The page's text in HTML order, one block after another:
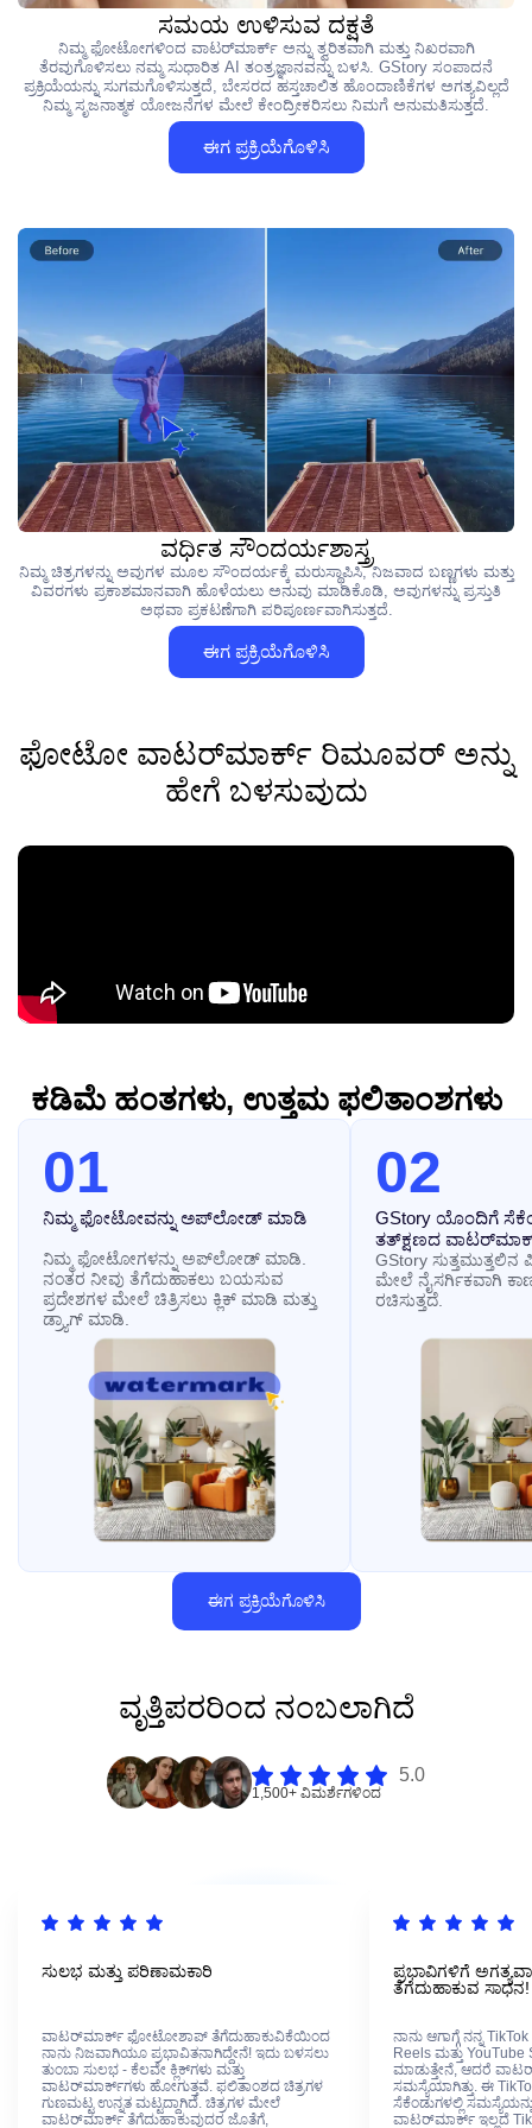
ಸಮಯ ಉಳಿಸುವ ದಕ್ಷತೆ
ನಿಮ್ಮ ಫೋಟೋಗಳಿಂದ ವಾಟರ್‌ಮಾರ್ಕ್ ಅನ್ನು ತ್ವರಿತವಾಗಿ ಮತ್ತು ನಿಖರವಾಗಿ
ತೆರವುಗೊಳಿಸಲು ನಮ್ಮ ಸುಧಾರಿತ AI ತಂತ್ರಜ್ಞಾನವನ್ನು ಬಳಸಿ. GStory ಸಂಪಾದನೆ
ಪ್ರಕ್ರಿಯೆಯನ್ನು ಸುಗಮಗೊಳಿಸುತ್ತದೆ, ಬೇಸರದ ಹಸ್ತಚಾಲಿತ ಹೊಂದಾಣಿಕೆಗಳ ಅಗತ್ಯವಿಲ್ಲದೆ
ನಿಮ್ಮ ಸೃಜನಾತ್ಮಕ ಯೋಜನೆಗಳ ಮೇಲೆ ಕೇಂದ್ರೀಕರಿಸಲು ನಿಮಗೆ ಅನುಮತಿಸುತ್ತದೆ.
ಈಗ ಪ್ರಕ್ರಿಯೆಗೊಳಿಸಿ
ವರ್ಧಿತ ಸೌಂದರ್ಯಶಾಸ್ತ್ರ
ನಿಮ್ಮ ಚಿತ್ರಗಳನ್ನು ಅವುಗಳ ಮೂಲ ಸೌಂದರ್ಯಕ್ಕೆ ಮರುಸ್ಥಾಪಿಸಿ, ನಿಜವಾದ ಬಣ್ಣಗಳು ಮತ್ತು
ವಿವರಗಳು ಪ್ರಕಾಶಮಾನವಾಗಿ ಹೊಳೆಯಲು ಅನುವು ಮಾಡಿಕೊಡಿ, ಅವುಗಳನ್ನು ಪ್ರಸ್ತುತಿ
ಅಥವಾ ಪ್ರಕಟಣೆಗಾಗಿ ಪರಿಪೂರ್ಣವಾಗಿಸುತ್ತದೆ.
ಈಗ ಪ್ರಕ್ರಿಯೆಗೊಳಿಸಿ
ಫೋಟೋ ವಾಟರ್‌ಮಾರ್ಕ್ ರಿಮೂವರ್ ಅನ್ನು
ಹೇಗೆ ಬಳಸುವುದು
ಕಡಿಮೆ ಹಂತಗಳು, ಉತ್ತಮ ಫಲಿತಾಂಶಗಳು
01
ನಿಮ್ಮ ಫೋಟೋವನ್ನು ಅಪ್‌ಲೋಡ್ ಮಾಡಿ
ನಿಮ್ಮ ಫೋಟೋಗಳನ್ನು ಅಪ್‌ಲೋಡ್ ಮಾಡಿ.
ನಂತರ ನೀವು ತೆಗೆದುಹಾಕಲು ಬಯಸುವ
ಪ್ರದೇಶಗಳ ಮೇಲೆ ಚಿತ್ರಿಸಲು ಕ್ಲಿಕ್ ಮಾಡಿ ಮತ್ತು
ಡ್ರ್ಯಾಗ್ ಮಾಡಿ.
02
GStory ಯೊಂದಿಗೆ
ತತ್‌ಕ್ಷಣದ
GStory
ಮೇಲೆ ನೈಸರ್ಗಿಕವಾಗಿ
ರಚಿಸುತ್ತದೆ.
ಈಗ ಪ್ರಕ್ರಿಯೆಗೊಳಿಸಿ
ವೃತ್ತಿಪರರಿಂದ ನಂಬಲಾಗಿದೆ
5.0
1,500+ ವಿಮರ್ಶೆಗಳಿಂದ
ಸುಲಭ ಮತ್ತು ಪರಿಣಾಮಕಾರಿ
ವಾಟರ್‌ಮಾರ್ಕ್ ಫೋಟೋಶಾಪ್ ತೆಗೆದುಹಾಕುವಿಕೆಯಿಂದ
ನಾನು ನಿಜವಾಗಿಯೂ ಪ್ರಭಾವಿತನಾಗಿದ್ದೇನೆ! ಇದು ಬಳಸಲು
ತುಂಬಾ ಸುಲಭ - ಕೆಲವೇ ಕ್ಲಿಕ್‌ಗಳು ಮತ್ತು
ವಾಟರ್‌ಮಾರ್ಕ್‌ಗಳು ಹೋಗುತ್ತವೆ. ಫಲಿತಾಂಶದ ಚಿತ್ರಗಳ
ಗುಣಮಟ್ಟ ಉನ್ನತ ಮಟ್ಟದ್ದಾಗಿದೆ. ಚಿತ್ರಗಳ ಮೇಲೆ
ವಾಟರ್‌ಮಾರ್ಕ್ ತೆಗೆದುಹಾಕುವುದರ ಜೊತೆಗೆ,
ಪ್ರಭಾವಿಗಳಿಗೆ
ತೆಗೆದುಹಾಕುವ ಸಾಧನ!
ನಾನು ಆಗಾಗ್ಗೆ ನನ್ನ
Reels ಮತ್ತು
ಮಾಡುತ್ತೇನೆ, ಆದರೆ
ಸಮಸ್ಯೆಯಾಗಿತ್ತು. ಈ
ಸೆಕೆಂಡುಗಳಲ್ಲಿ
ವಾಟರ್‌ಮಾರ್ಕ್ ಇಲ್ಲದೆ